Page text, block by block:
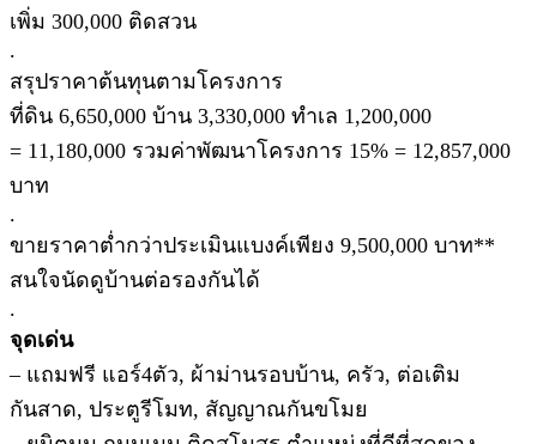
เพิ่ม 300,000 ติดสวน
.
สรุปราคาต้นทุนตามโครงการ
ที่ดิน 6,650,000 บ้าน 3,330,000 ทำเล 1,200,000
= 11,180,000 รวมค่าพัฒนาโครงการ 15% = 12,857,000
บาท
.
ขายราคาต่ำกว่าประเมินแบงค์เพียง 9,500,000 บาท**
สนใจนัดดูบ้านต่อรองกันได้
.
จุดเด่น
– แถมฟรี แอร์4ตัว, ผ้าม่านรอบบ้าน, ครัว, ต่อเติม
กันสาด, ประตูรีโมท, สัญญาณกันขโมย